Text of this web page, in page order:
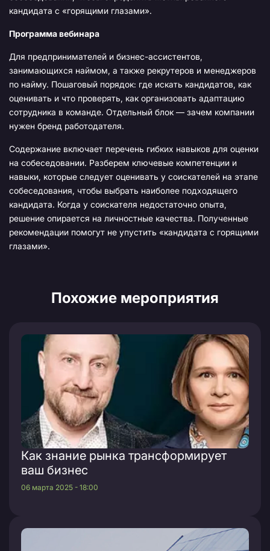
кандидата с «горящими глазами».
Программа вебинара
Для предпринимателей и бизнес-ассистентов,
занимающихся наймом, а также рекрутеров и менеджеров
по найму. Пошаговый порядок: где искать кандидатов, как
оценивать и что проверять, как организовать адаптацию
сотрудника в команде. Отдельный блок — зачем компании
нужен бренд работодателя.
Содержание включает перечень гибких навыков для оценки
на собеседовании. Разберем ключевые компетенции и
навыки, которые следует оценивать у соискателей на этапе
собеседования, чтобы выбрать наиболее подходящего
кандидата. Когда у соискателя недостаточно опыта,
решение опирается на личностные качества. Полученные
рекомендации помогут не упустить «кандидата с горящими
глазами».
Похожие мероприятия
Как знание рынка трансформирует
ваш бизнес
06 марта 2025 - 18:00